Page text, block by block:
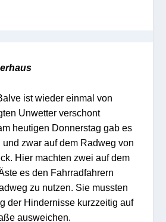
ist wieder einmal von
Unwetter verschont
heutigen Donnerstag gab es
zwar auf dem Radweg von
Hier machten zwei auf dem
es den Fahrradfahrern
zu nutzen. Sie mussten
der Hindernisse kurzzeitig auf
ausweichen.